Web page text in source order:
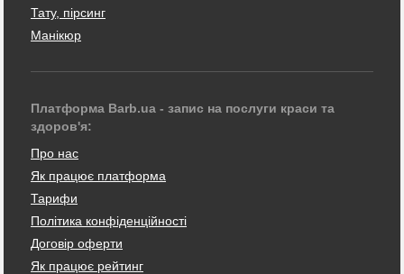
Тату, пірсинг
Манікюр
Платформа Barb.ua - запис на послуги краси та
здоров'я:
Про нас
Як працює платформа
Тарифи
Політика конфіденційності
Договір оферти
Як працює рейтинг